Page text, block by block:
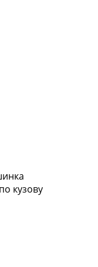
кузову